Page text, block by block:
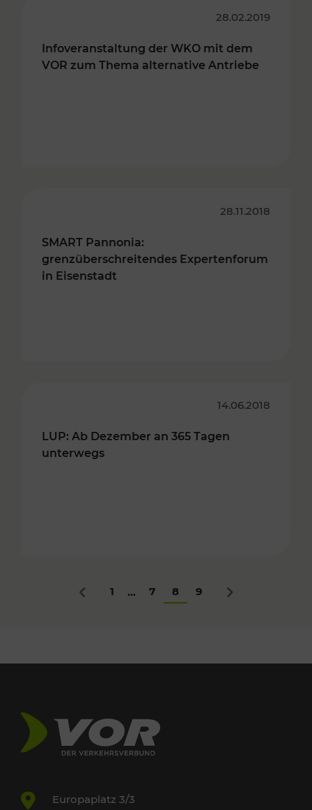
28.02.2019
Infoveranstaltung der WKO mit dem
VOR zum Thema alternative Antriebe
28.11.2018
SMART Pannonia:
grenzüberschreitendes Expertenforum
in Eisenstadt
14.06.2018
LUP: Ab Dezember an 365 Tagen
unterwegs
Zurück
1 ... 7 8 9 Nächstes
Europaplatz 3/3